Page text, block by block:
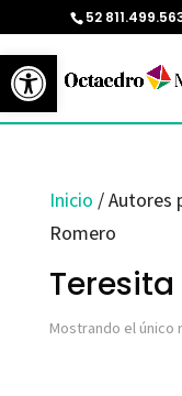
Abrir barra de
52
Inicio / Autores
Romero
Mostrando el único